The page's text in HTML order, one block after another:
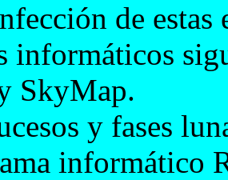
de
informáticos
SkyMap.
y fases
informático